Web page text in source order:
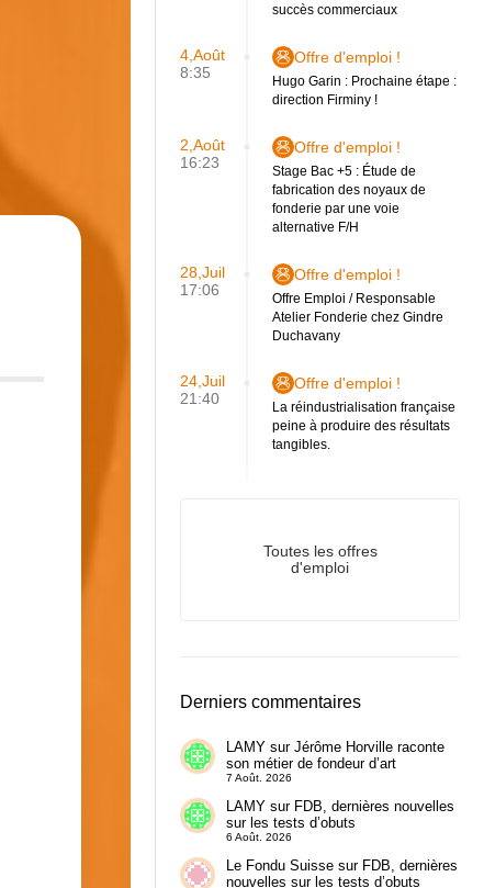
succès commerciaux
4,Août
8:35
Offre d'emploi !
Hugo Garin : Prochaine étape :
direction Firminy !
2,Août
16:23
Offre d'emploi !
Stage Bac +5 : Étude de
fabrication des noyaux de
fonderie par une voie
alternative F/H
28,Juil
17:06
Offre d'emploi !
Offre Emploi / Responsable
Atelier Fonderie chez Gindre
Duchavany
24,Juil
21:40
Offre d'emploi !
La réindustrialisation française
peine à produire des résultats
tangibles.
Toutes les offres
d'emploi
Derniers commentaires
LAMYsur Jérôme Horville raconte
son métier de fondeur d’art
7 Août. 2026
LAMYsur FDB, dernières nouvelles
sur les tests d’obuts
6 Août. 2026
Le Fondu Suissesur FDB, dernières
nouvelles sur les tests d’obuts